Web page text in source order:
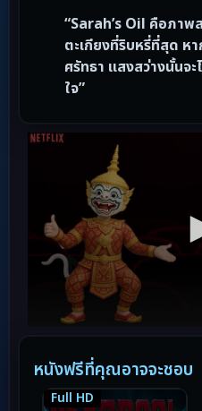
“Sarah’s Oil คือภาพ
ตะเกียงที่ริบหรี่ที่สุด ห
ศรัทธา แสงสว่างนั้นจ
ใจ”
หนังฟรีที่คุณอาจจะชอบ
Full HD
8.7
8.7